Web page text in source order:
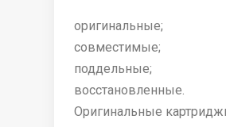
оригинальные;
совместимые;
поддельные;
восстановленные.
Оригинальные